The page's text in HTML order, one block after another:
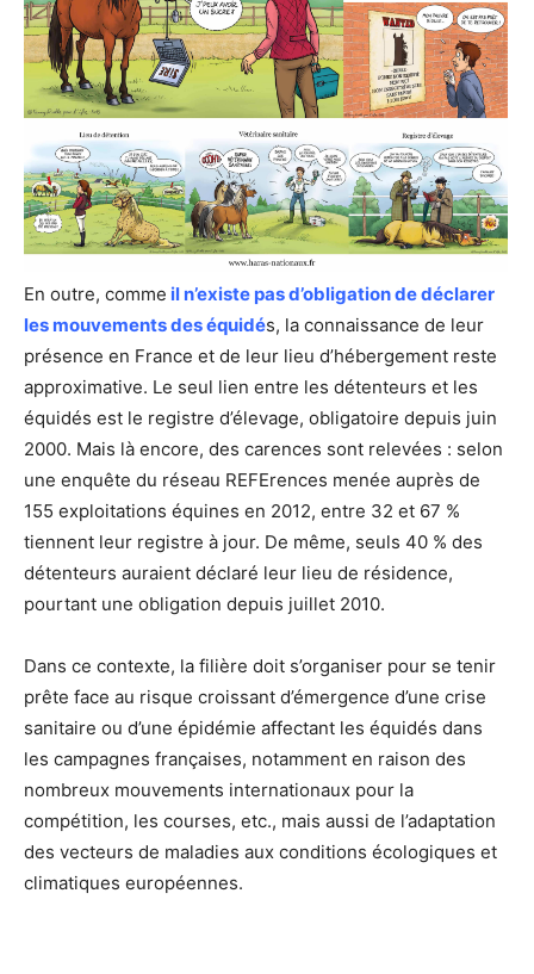
En outre, comme il n’existe pas d’obligation de déclarer
les mouvements des équidés, la connaissance de leur
présence en France et de leur lieu d’hébergement reste
approximative. Le seul lien entre les détenteurs et les
équidés est le registre d’élevage, obligatoire depuis juin
2000. Mais là encore, des carences sont relevées : selon
une enquête du réseau REFErences menée auprès de
155 exploitations équines en 2012, entre 32 et 67 %
tiennent leur registre à jour. De même, seuls 40 % des
détenteurs auraient déclaré leur lieu de résidence,
pourtant une obligation depuis juillet 2010.
Dans ce contexte, la filière doit s’organiser pour se tenir
prête face au risque croissant d’émergence d’une crise
sanitaire ou d’une épidémie affectant les équidés dans
les campagnes françaises, notamment en raison des
nombreux mouvements internationaux pour la
compétition, les courses, etc., mais aussi de l’adaptation
des vecteurs de maladies aux conditions écologiques et
climatiques européennes.